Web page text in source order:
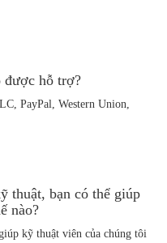
được hỗ trợ?
PayPal, Western Union,
thuật, bạn có thể giúp
nào?
kỹ thuật viên của chúng tôi